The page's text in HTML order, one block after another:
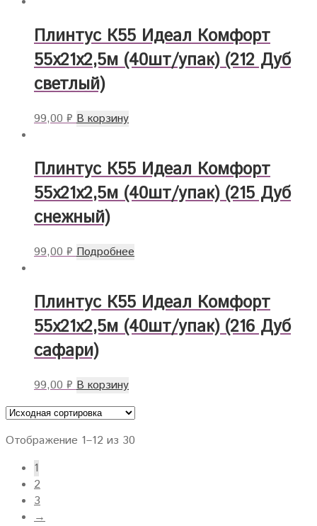
Плинтус К55 Идеал Комфорт
55х21х2,5м (40шт/упак) (212 Дуб
светлый)
99,00₽ В корзину
Плинтус К55 Идеал Комфорт
55х21х2,5м (40шт/упак) (215 Дуб
снежный)
99,00₽ Подробнее
Плинтус К55 Идеал Комфорт
55х21х2,5м (40шт/упак) (216 Дуб
сафари)
99,00 ₽ В корзину
Отображение 1–12 из 30
1
2
3
→